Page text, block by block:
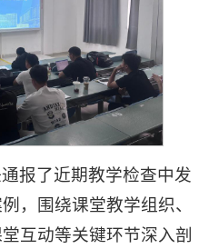
报了近期教学检查中发
，围绕课堂教学组织、
互动等关键环节深入剖